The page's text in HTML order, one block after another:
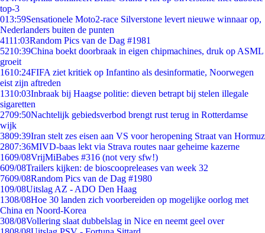
top-3
013:59Sensationele Moto2-race Silverstone levert nieuwe winnaar op,
Nederlanders buiten de punten
4111:03Random Pics van de Dag #1981
5210:39China boekt doorbraak in eigen chipmachines, druk op ASML
groeit
1610:24FIFA ziet kritiek op Infantino als desinformatie, Noorwegen
eist zijn aftreden
1310:03Inbraak bij Haagse politie: dieven betrapt bij stelen illegale
sigaretten
2709:50Nachtelijk gebiedsverbod brengt rust terug in Rotterdamse
wijk
3809:39Iran stelt zes eisen aan VS voor heropening Straat van Hormuz
2807:36MIVD-baas lekt via Strava routes naar geheime kazerne
1609/08VrijMiBabes #316 (not very sfw!)
609/08Trailers kijken: de bioscoopreleases van week 32
7609/08Random Pics van de Dag #1980
109/08Uitslag AZ - ADO Den Haag
1308/08Hoe 30 landen zich voorbereiden op mogelijke oorlog met
China en Noord-Korea
308/08Vollering slaat dubbelslag in Nice en neemt geel over